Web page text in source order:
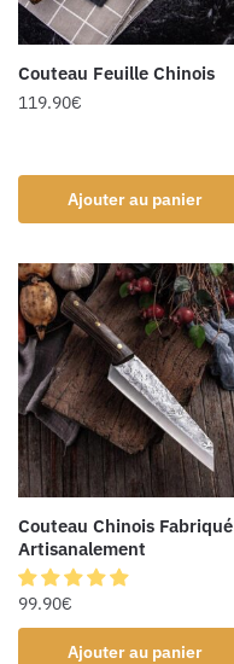
Couteau Feuille Chinois
119.90€
Ajouter au panier
Couteau Chinois Fabriqué
Artisanalement
99.90€
Ajouter au panier